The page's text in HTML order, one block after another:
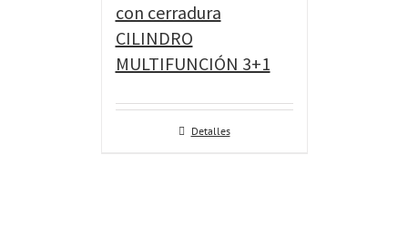
con cerradura
CILINDRO
MULTIFUNCIÓN 3+1
Detalles